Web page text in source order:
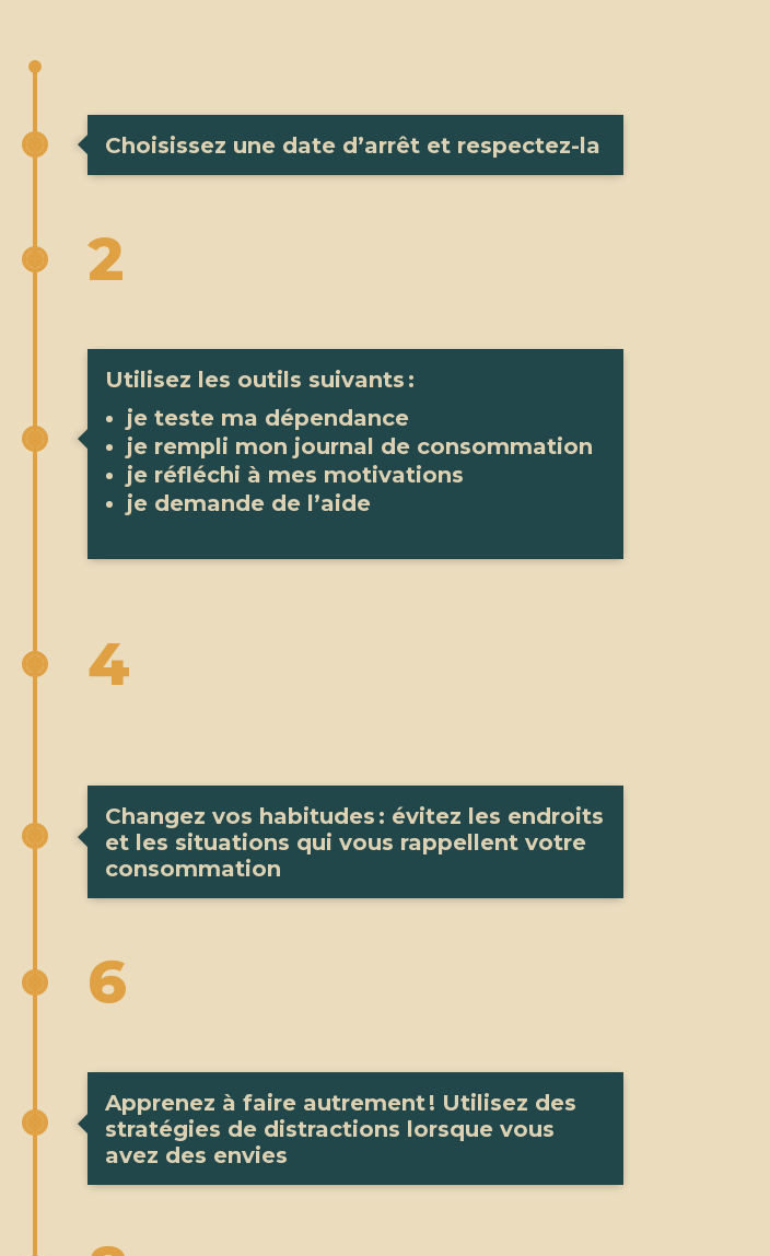
Choisissez une date d’arrêt et respectez-la
2
Utilisez les outils suivants :
je teste ma dépendance
je rempli mon journal de consommation
je réfléchi à mes motivations
je demande de l’aide
4
Changez vos habitudes : évitez les endroits
et les situations qui vous rappellent votre
consommation
6
Apprenez à faire autrement ! Utilisez des
stratégies de distractions lorsque vous
avez des envies